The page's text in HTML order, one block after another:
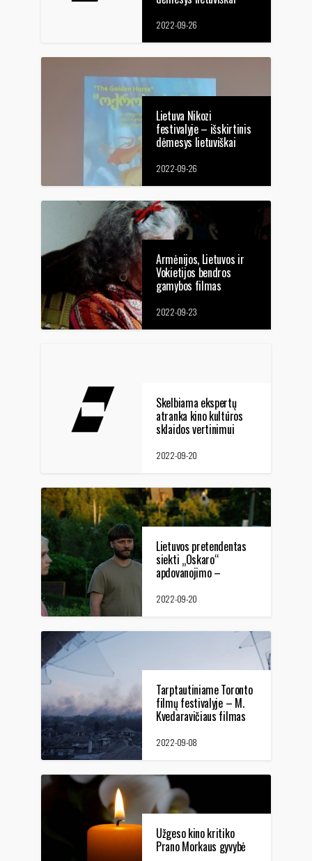
2022-09-26
Lietuva Nikozi
festivalyje – išskirtinis
dėmesys lietuviškai
2022-09-26
Armėnijos, Lietuvos ir
Vokietijos bendros
gamybos filmas
2022-09-23
Skelbiama ekspertų
atranka kino kultūros
sklaidos vertinimui
2022-09-20
Lietuvos pretendentas
siekti „Oskaro“
apdovanojimo –
„Piligrimai“
2022-09-20
Tarptautiniame Toronto
filmų festivalyje – M.
Kvedaravičiaus filmas
2022-09-08
Užgeso kino kritiko
Prano Morkaus gyvybė